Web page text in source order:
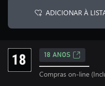
ADICIONAR À
18 ANOS
Compras on-line